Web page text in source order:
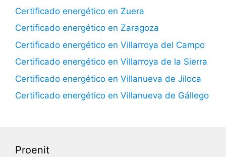
Certificado energético en Zuera
Certificado energético en Zaragoza
Certificado energético en Villarroya del Campo
Certificado energético en Villarroya de la Sierra
Certificado energético en Villanueva de Jiloca
Certificado energético en Villanueva de Gállego
Proenit